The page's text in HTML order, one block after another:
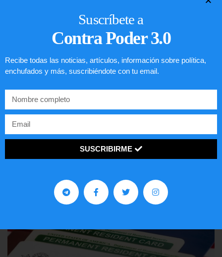
Comunistas no son bienvenidos en
EE.UU.
LEER ARTÍCULO...
Suscríbete a
Contra Poder 3.0
Recibe todas las noticias, artículos, información sobre política,
enchufados y más, suscribiéndote con tu email.
SUSCRIBIRME